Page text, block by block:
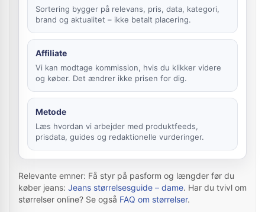
Sortering bygger på relevans, pris, data, kategori,
brand og aktualitet – ikke betalt placering.
Affiliate
Vi kan modtage kommission, hvis du klikker videre
og køber. Det ændrer ikke prisen for dig.
Metode
Læs hvordan vi arbejder med produktfeeds,
prisdata, guides og redaktionelle vurderinger.
Relevante emner: Få styr på pasform og længder før du
køber jeans: Jeans størrelsesguide – dame. Har du tvivl om
størrelser online? Se også FAQ om størrelser.